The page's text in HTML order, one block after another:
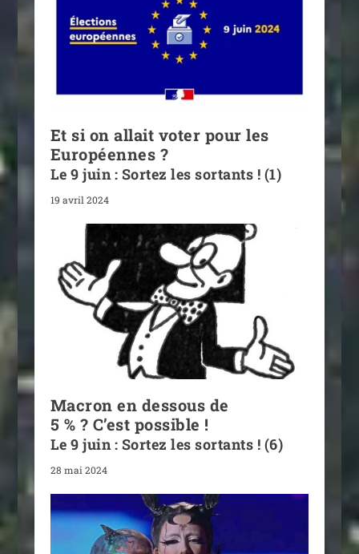
Et si on allait voter pour les
Européennes ?
Le 9 juin : Sortez les sortants ! (1)
19 avril 2024
Macron en dessous de
5 % ? C’est possible !
Le 9 juin : Sortez les sortants ! (6)
28 mai 2024